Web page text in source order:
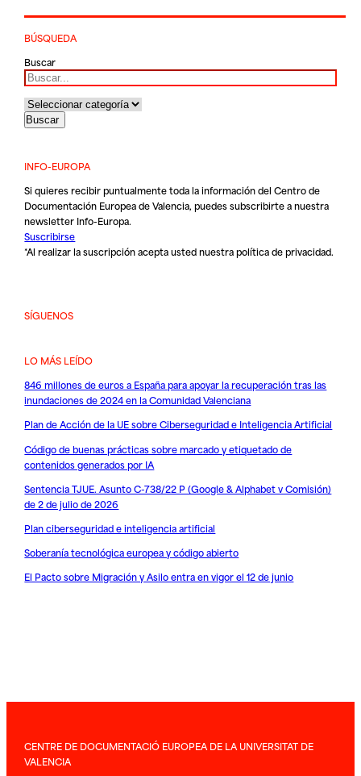
BÚSQUEDA
Buscar
INFO-EUROPA
Si quieres recibir puntualmente toda la información del Centro de
Documentación Europea de Valencia, puedes subscribirte a nuestra
newsletter Info-Europa.
Suscribirse
*Al realizar la suscripción acepta usted nuestrapolítica de privacidad.
SÍGUENOS
LO MÁS LEÍDO
846 millones de euros a España para apoyar la recuperación tras las
inundaciones de 2024 en la Comunidad Valenciana
Plan de Acción de la UE sobre Ciberseguridad e Inteligencia Artificial
Código de buenas prácticas sobre marcado y etiquetado de
contenidos generados por IA
Sentencia TJUE. Asunto C-738/22 P (Google & Alphabet v Comisión)
de 2 de julio de 2026
Plan ciberseguridad e inteligencia artificial
Soberanía tecnológica europea y código abierto
El Pacto sobre Migración y Asilo entra en vigor el 12 de junio
CENTRE DE DOCUMENTACIÓ EUROPEA DE LA UNIVERSITAT DE
VALENCIA